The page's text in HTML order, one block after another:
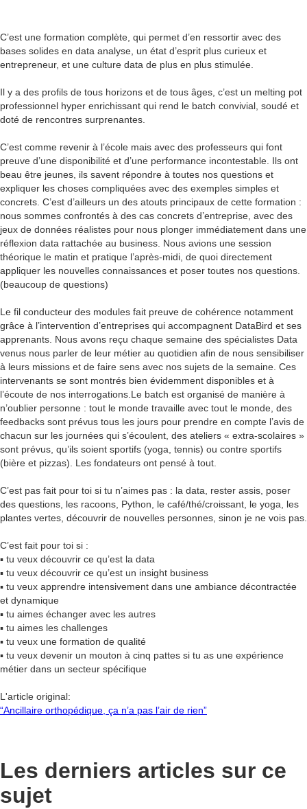
C’est une formation complète, qui permet d’en ressortir avec des
bases solides en data analyse, un état d’esprit plus curieux et
entrepreneur, et une culture data de plus en plus stimulée.
Il y a des profils de tous horizons et de tous âges, c’est un melting pot
professionnel hyper enrichissant qui rend le batch convivial, soudé et
doté de rencontres surprenantes.
C’est comme revenir à l’école mais avec des professeurs qui font
preuve d’une disponibilité et d’une performance incontestable. Ils ont
beau être jeunes, ils savent répondre à toutes nos questions et
expliquer les choses compliquées avec des exemples simples et
concrets. C’est d’ailleurs un des atouts principaux de cette formation :
nous sommes confrontés à des cas concrets d’entreprise, avec des
jeux de données réalistes pour nous plonger immédiatement dans une
réflexion data rattachée au business. Nous avions une session
théorique le matin et pratique l’après-midi, de quoi directement
appliquer les nouvelles connaissances et poser toutes nos questions.
(beaucoup de questions)
Le fil conducteur des modules fait preuve de cohérence notamment
grâce à l’intervention d’entreprises qui accompagnent DataBird et ses
apprenants. Nous avons reçu chaque semaine des spécialistes Data
venus nous parler de leur métier au quotidien afin de nous sensibiliser
à leurs missions et de faire sens avec nos sujets de la semaine. Ces
intervenants se sont montrés bien évidemment disponibles et à
l’écoute de nos interrogations.Le batch est organisé de manière à
n’oublier personne : tout le monde travaille avec tout le monde, des
feedbacks sont prévus tous les jours pour prendre en compte l’avis de
chacun sur les journées qui s’écoulent, des ateliers « extra-scolaires »
sont prévus, qu’ils soient sportifs (yoga, tennis) ou contre sportifs
(bière et pizzas). Les fondateurs ont pensé à tout.
C’est pas fait pour toi si tu n’aimes pas : la data, rester assis, poser
des questions, les racoons, Python, le café/thé/croissant, le yoga, les
plantes vertes, découvrir de nouvelles personnes, sinon je ne vois pas.
C’est fait pour toi si :
▪ tu veux découvrir ce qu’est la data
▪ tu veux découvrir ce qu’est un insight business
▪ tu veux apprendre intensivement dans une ambiance décontractée
et dynamique
▪ tu aimes échanger avec les autres
▪ tu aimes les challenges
▪ tu veux une formation de qualité
▪ tu veux devenir un mouton à cinq pattes si tu as une expérience
métier dans un secteur spécifique
L'article original:
“Ancillaire orthopédique, ça n’a pas l’air de rien”
Les derniers articles sur ce
sujet